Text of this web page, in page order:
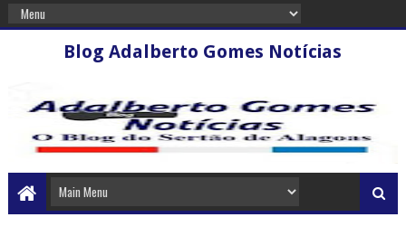
Blog Adalberto Gomes Notícias